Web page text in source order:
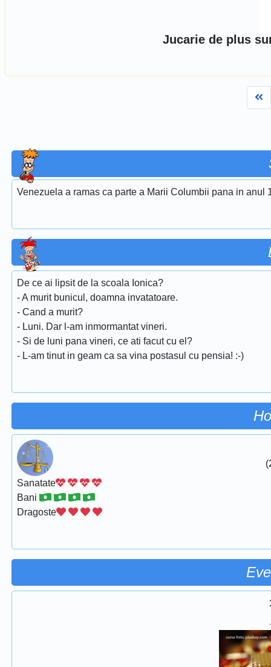
Jucarie de plus
Venezuela a ramas ca parte a Marii Columbii pana in anul
De ce ai lipsit de la scoala Ionica?
- A murit bunicul, doamna invatatoare.
- Cand a murit?
- Luni. Dar l-am inmormantat vineri.
- Si de luni pana vineri, ce ati facut cu el?
- L-am tinut in geam ca sa vina postasul cu pensia! :-)
Sanatate
Bani
Dragoste